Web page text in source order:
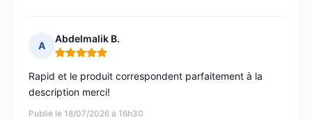
A
Abdelmalik B.
Note : 5 sur 5
Publié le 18/07/2026 à 16h30
Rapid et le produit correspondent parfaitement à la
description merci!